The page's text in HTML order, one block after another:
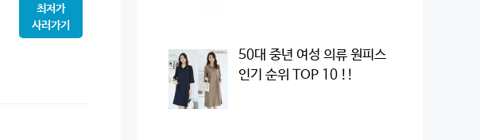
최저가
사러가기
50대 중년 여성 의류 원피스
인기 순위 TOP 10 !!